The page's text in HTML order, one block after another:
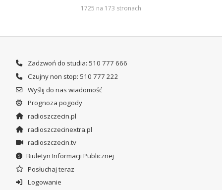
1725 na 173 stronach
Zadzwoń do studia: 510 777 666
Czujny non stop: 510 777 222
Wyślij do nas wiadomość
Prognoza pogody
radioszczecin.pl
radioszczecinextra.pl
radioszczecin.tv
Biuletyn Informacji Publicznej
Posłuchaj teraz
Logowanie